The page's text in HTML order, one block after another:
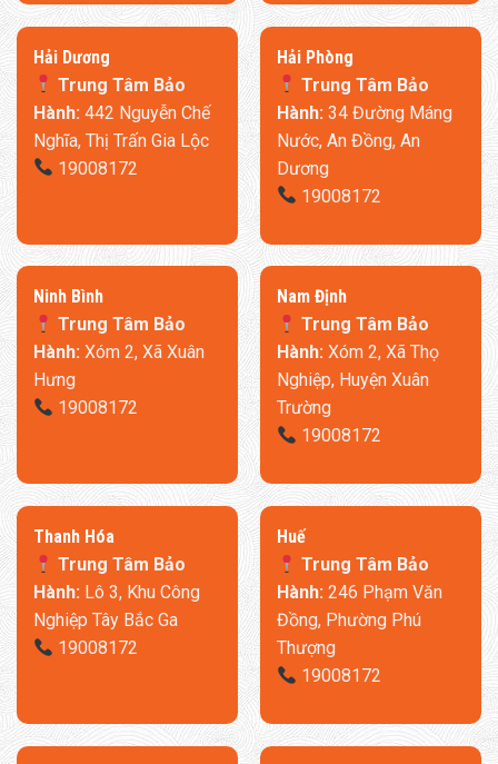
​Hải Dương
Trung Tâm Bảo
Hành: 442 Nguyễn Chế
Nghĩa, Thị Trấn Gia Lộc
19008172
​Hải Phòng
Trung Tâm Bảo
Hành: 34 Đường Máng
Nước, An Đồng, An
Dương
19008172
Ninh Bình
Trung Tâm Bảo
Hành:Xóm 2, Xã Xuân
Hưng
19008172
​Nam Định
Trung Tâm Bảo
Hành:Xóm 2, Xã Thọ
Nghiệp, Huyện Xuân
Trường
19008172
Thanh Hóa
Trung Tâm Bảo
Hành:Lô 3, Khu Công
Nghiệp Tây Bắc Ga
19008172
​Huế
Trung Tâm Bảo
Hành:246 Phạm Văn
Đồng, Phường Phú
Thượng
19008172